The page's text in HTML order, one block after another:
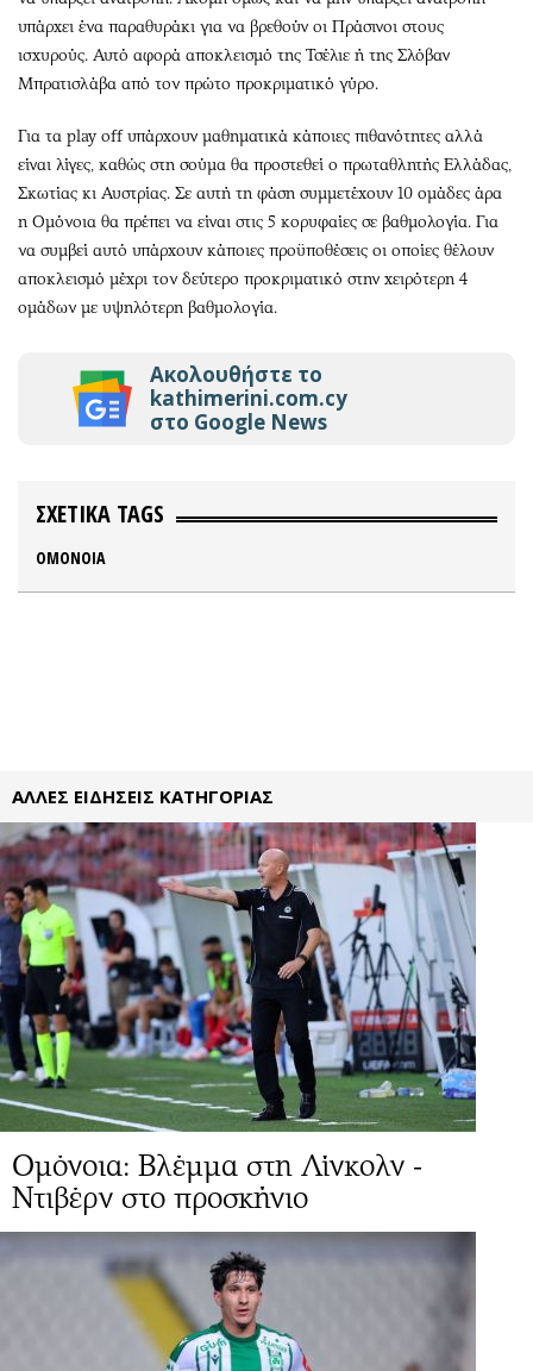
υπάρχει ένα παραθυράκι για να βρεθούν οι Πράσινοι στους
ισχυρούς. Αυτό αφορά αποκλεισμό της Τσέλιε ή της Σλόβαν
Μπρατισλάβα από τον πρώτο προκριματικό γύρο.
Για τα play off υπάρχουν μαθηματικά κάποιες πιθανότητες αλλά
είναι λίγες, καθώς στη σούμα θα προστεθεί ο πρωταθλητής Ελλάδας,
Σκωτίας κι Αυστρίας. Σε αυτή τη φάση συμμετέχουν 10 ομάδες άρα
η Ομόνοια θα πρέπει να είναι στις 5 κορυφαίες σε βαθμολογία. Για
να συμβεί αυτό υπάρχουν κάποιες προϋποθέσεις οι οποίες θέλουν
αποκλεισμό μέχρι τον δεύτερο προκριματικό στην χειρότερη 4
ομάδων με υψηλότερη βαθμολογία.
Ακολουθήστε το
kathimerini.com.cy
στο Google News
ΣΧΕΤΙΚΑ TAGS
ΟΜΟΝΟΙΑ
ΑΛΛΕΣ ΕΙΔΗΣΕΙΣ ΚΑΤΗΓΟΡΙΑΣ
Ομόνοια: Βλέμμα στη Λίνκολν -
Ντιβέρν στο προσκήνιο